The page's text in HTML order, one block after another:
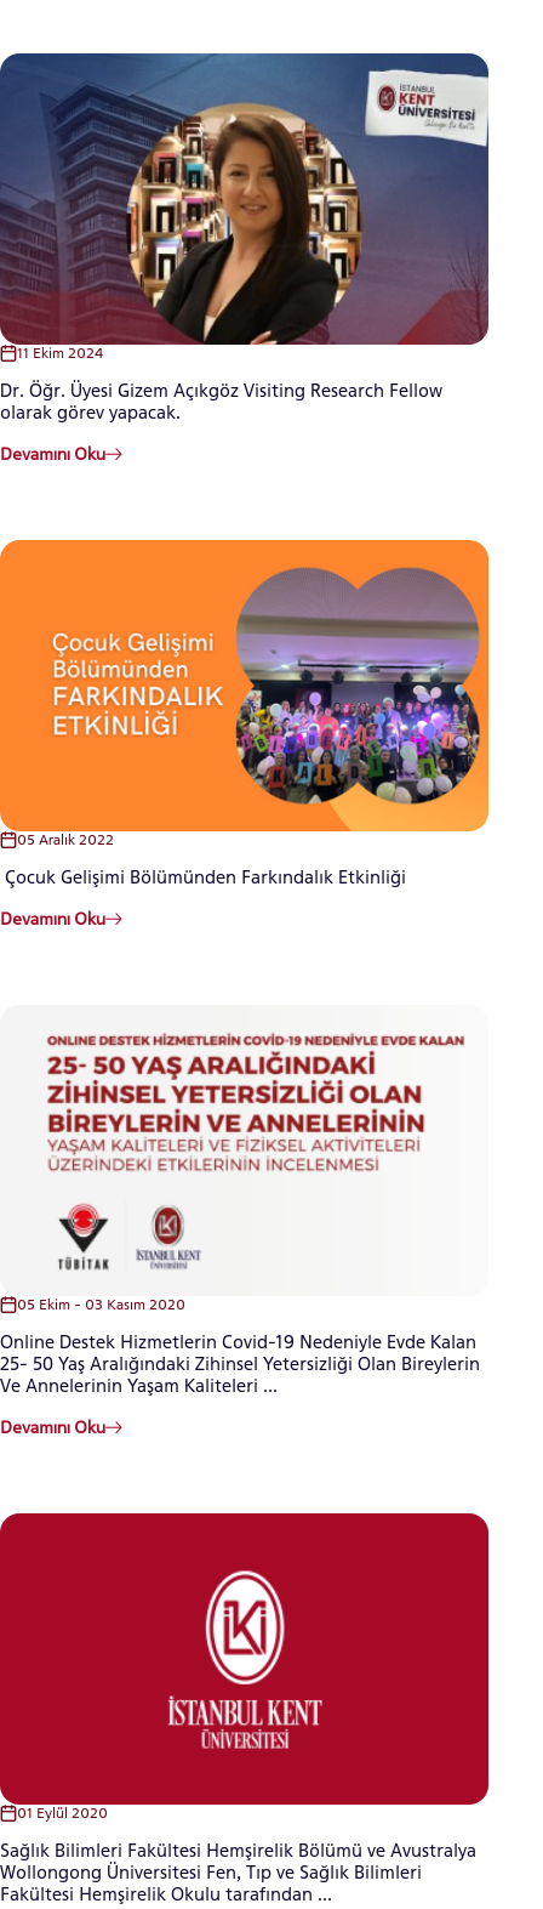
INTERNATIONAL
STUDENT
LİSANSÜSTÜ EĞİTİM ENSTİTÜSÜ
ADAYLARI
YATAY GEÇİŞ
11 Ekim 2024
Dr. Öğr. Üyesi Gizem Açıkgöz Visiting Research Fellow
olarak görev yapacak.
Devamını Oku
05 Aralık 2022
Çocuk Gelişimi Bölümünden Farkındalık Etkinliği
Devamını Oku
05 Ekim - 03 Kasım 2020
Online Destek Hizmetlerin Covid-19 Nedeniyle Evde Kalan
25- 50 Yaş Aralığındaki Zihinsel Yetersizliği Olan Bireylerin
Ve Annelerinin Yaşam Kaliteleri ...
Devamını Oku
01 Eylül 2020
Sağlık Bilimleri Fakültesi Hemşirelik Bölümü ve Avustralya
Wollongong Üniversitesi Fen, Tıp ve Sağlık Bilimleri
Fakültesi Hemşirelik Okulu tarafından ...